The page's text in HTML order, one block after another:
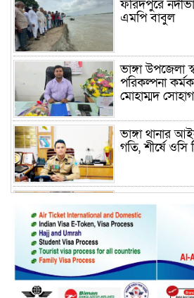
ফরিদপুরে
এমপি বাবুল
ভাঙ্গা উপজেলা
পরিকল্পনা
মোহাম্মদ
ভাঙ্গা থানার
গতি, শীর্ষে
ময়মনসিংহের
(রাজস্ব) আজিম
পদায়ন
সাবেক এমপির
ক্ষমতার দাপট
গায়েব করে